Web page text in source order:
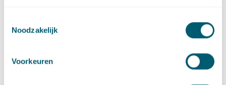
Noodzakelijk
Voorkeuren
vooropstellen.”